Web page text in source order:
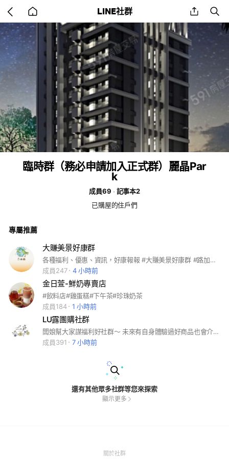
back
to
home
LINE社群 share
臨時群（務必申請加入正式群）麗晶Par
k
成員69
記事本2
已購屋的住戶們
專屬推薦
大賺美景好康群
各種福利、優惠、資訊，好康報報 #大賺美景好康群 #路加旅遊 #登機門咖啡 #旅遊 #咖啡
成員247
4 小時前
金日萱-鮮奶專賣店
#飲料店#雞蛋糕#下午茶#珍珠奶茶
成員184
1 小時前
LU露團購社群
闆娘幫大家謀福利好社群～ 未來有自身體驗過好商品也會介紹給大家～ 歡迎邀請朋友一起加入！ 請大家勿棄標，一律黑名單
成員391
7 小時前
還有其他眾多社群等您來探索
顯示更多
關於社群(Open